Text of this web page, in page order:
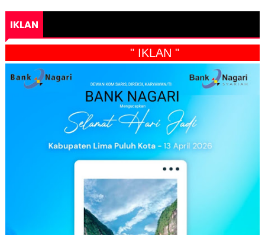
IKLAN
" IKLAN "